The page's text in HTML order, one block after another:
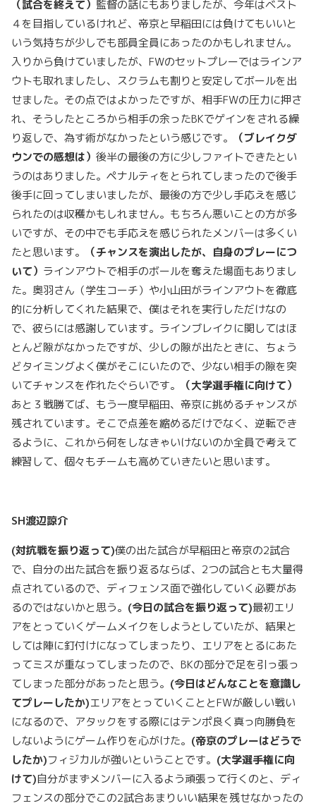
（試合を終えて） 監督の話にもありましたが、今年はベスト
４を目指しているけれど、帝京と早稲田には負けてもいいと
いう気持ちが少しでも部員全員にあったのかもしれません。
入りから負けていましたが、FWのセットプレーではラインア
ウトも取れましたし、スクラムも割りと安定してボールを出
せました。その点ではよかったですが、相手FWの圧力に押さ
れ、そうしたところから相手の余ったBKでゲインをされる繰
り返しで、為す術がなかったという感じです。
（ブレイクダ
ウンでの感想は） 後半の最後の方に少しファイトできたとい
うのはありました。ペナルティをとられてしまったので後手
後手に回ってしまいましたが、最後の方で少し手応えを感じ
られたのは収穫かもしれません。もちろん悪いことの方が多
いですが、その中でも手応えを感じられたメンバーは多くい
たと思います。
（チャンスを演出したが、自身のプレーにつ
いて） ラインアウトで相手のボールを奪えた場面もありまし
た。奥羽さん（学生コーチ）や小山田がラインアウトを徹底
的に分析してくれた結果で、僕はそれを実行しただけなの
で、彼らには感謝しています。ラインブレイクに関してはほ
とんど隙がなかったですが、少しの隙が出たときに、ちょう
どタイミングよく僕がそこにいたので、少ない相手の隙を突
いてチャンスを作れたぐらいです。
（大学選手権に向けて）
あと３戦勝てば、もう一度早稲田、帝京に挑めるチャンスが
残されています。そこで点差を縮めるだけでなく、逆転でき
るように、これから何をしなきゃいけないのか全員で考えて
練習して、個々もチームも高めていきたいと思います。
SH渡辺諒介
(対抗戦を振り返って)僕の出た試合が早稲田と帝京の2試合
で、自分の出た試合を振り返るならば、2つの試合とも大量得
点されているので、ディフェンス面で強化していく必要があ
るのではないかと思う。 (今日の試合を振り返って)最初エリ
アをとっていくゲームメイクをしようとしていたが、結果と
しては陣に釘付けになってしまったり、エリアをとるにあた
ってミスが重なってしまったので、BKの部分で足を引っ張っ
てしまった部分があったと思う。 (今日はどんなことを意識し
てプレーしたか)エリアをとっていくこととFWが厳しい戦い
になるので、アタックをする際にはテンポ良く真っ向勝負を
しないようにゲーム作りを心がけた。 (帝京のプレーはどうで
したか)フィジカルが強いということです。 (大学選手権に向
けて)自分がまずメンバーに入るよう頑張って行くのと、ディ
フェンスの部分でこの2試合あまりいい結果を残せなかったの